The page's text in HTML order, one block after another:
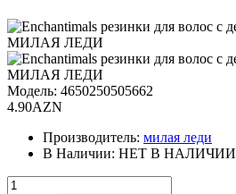
Модель: 4650250505662
4.90AZN
Производитель: милая леди
В Наличии: НЕТ В НАЛИЧИИ